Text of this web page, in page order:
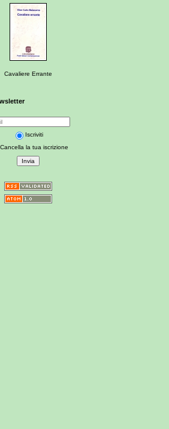
Cavaliere Errante
Iscriviti
Cancella la tua iscrizione